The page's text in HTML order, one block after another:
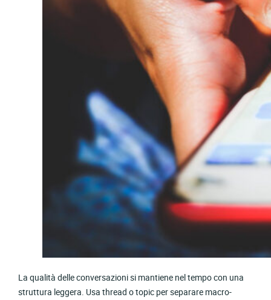
La qualità delle conversazioni si mantiene nel tempo con una
struttura leggera. Usa thread o topic per separare macro-